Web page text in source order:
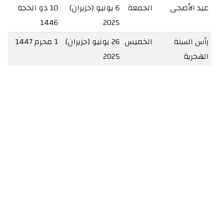
عيد الأضحى
الجمعة
6 يونيو (حزيران)
2025
10 ذو الحجة
1446
رأس السنة
الهجرية
الخميس
26 يونيو (حزيران)
2025
1 محرم 1447